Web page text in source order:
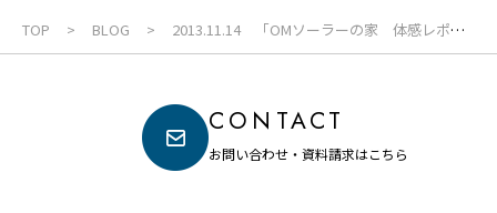
TOP BLOG
2013.11.14 「OMソーラーの家 体感レポー
ト」
CONTACT
お問い合わせ・資料請求はこちら